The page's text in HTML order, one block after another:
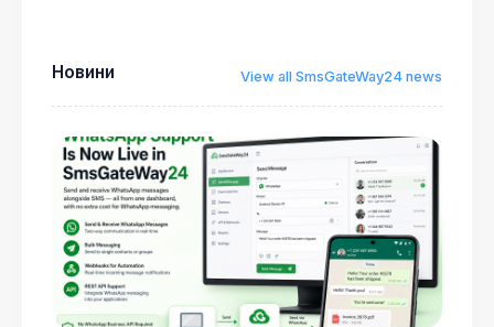
Новини View all SmsGateWay24 news